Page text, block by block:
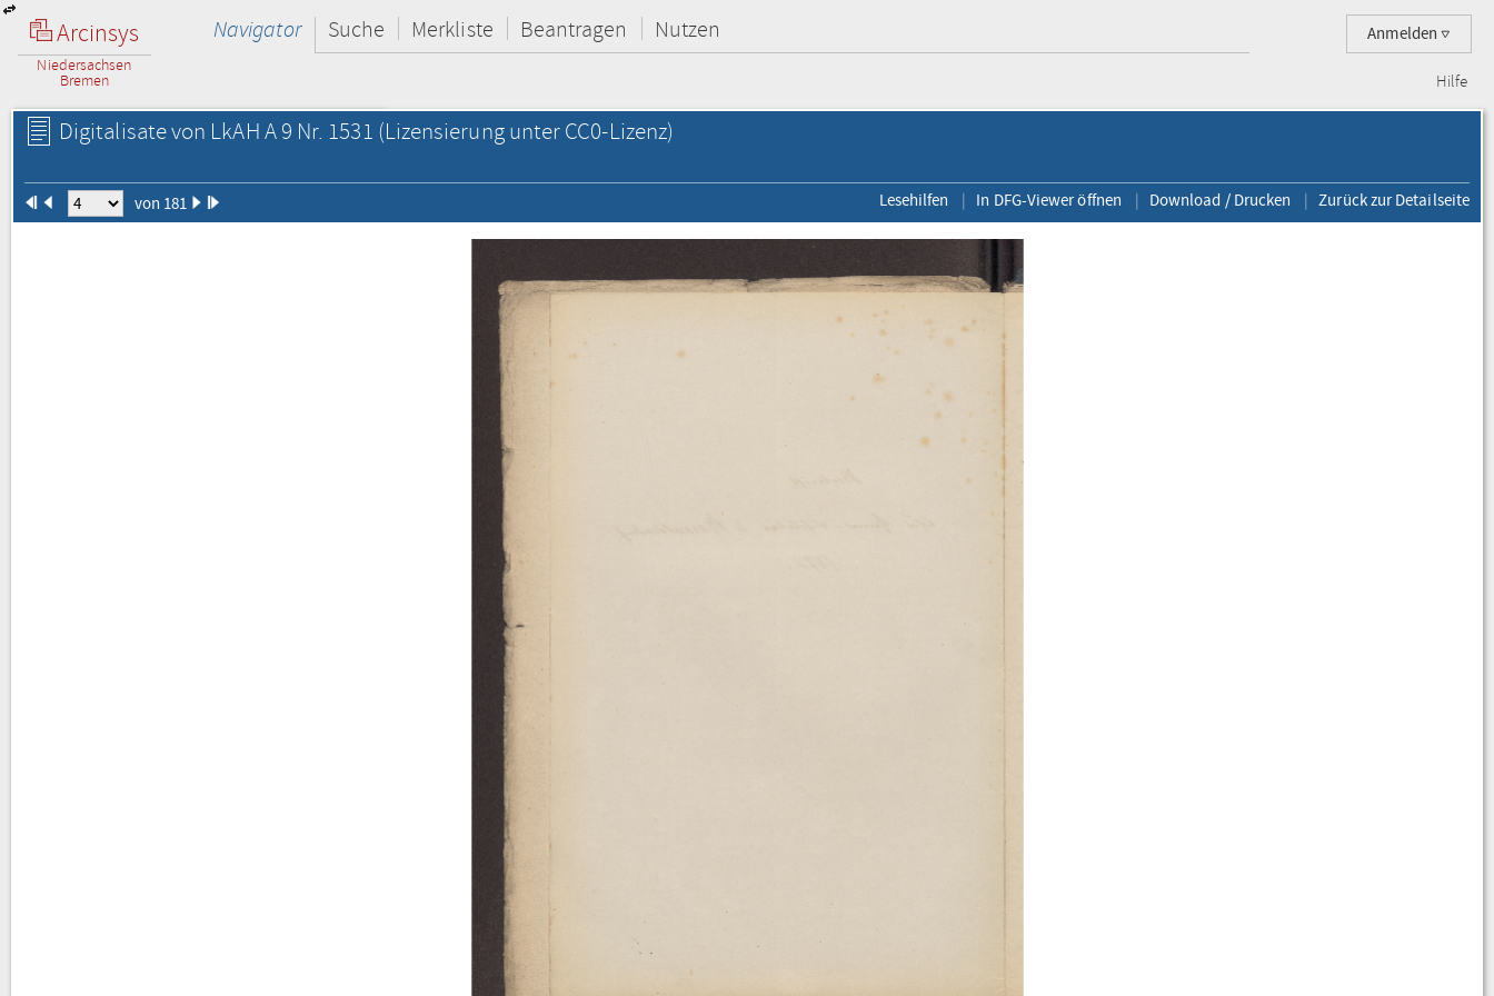
Arcinsys
Niedersachsen
Bremen
Anmelden
Navigator Suche Merkliste Beantragen Nutzen
Hilfe
Digitalisate von LkAH A 9 Nr. 1531 (Lizensierung unter CC0-Lizenz)
von 181 Lesehilfen In DFG-Viewer öffnen Download / Drucken Zurück zur Detailseite